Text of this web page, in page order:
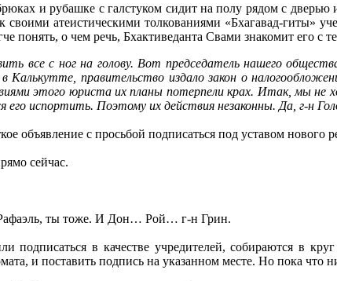
и рубашке с галстуком сидит на полу рядом с
своими атеистическими толкованиями «Бхагавад-
понять, о чем речь, Бхактиведанта Свами знакомит его с
все с ног на голову. Вот председатель нашего
правительство издало закон о
этого юриста их планы потерпели крах. Итак, мы
испортить. Поэтому их действия незаконны. Да, г-н
объявление с просьбой подписаться под уставом нового
сейчас.
ты тоже. И Дон… Рой… г-н Грин.
в качестве учредителей, собираются в
и поставить подпись на указанном месте. Но пока